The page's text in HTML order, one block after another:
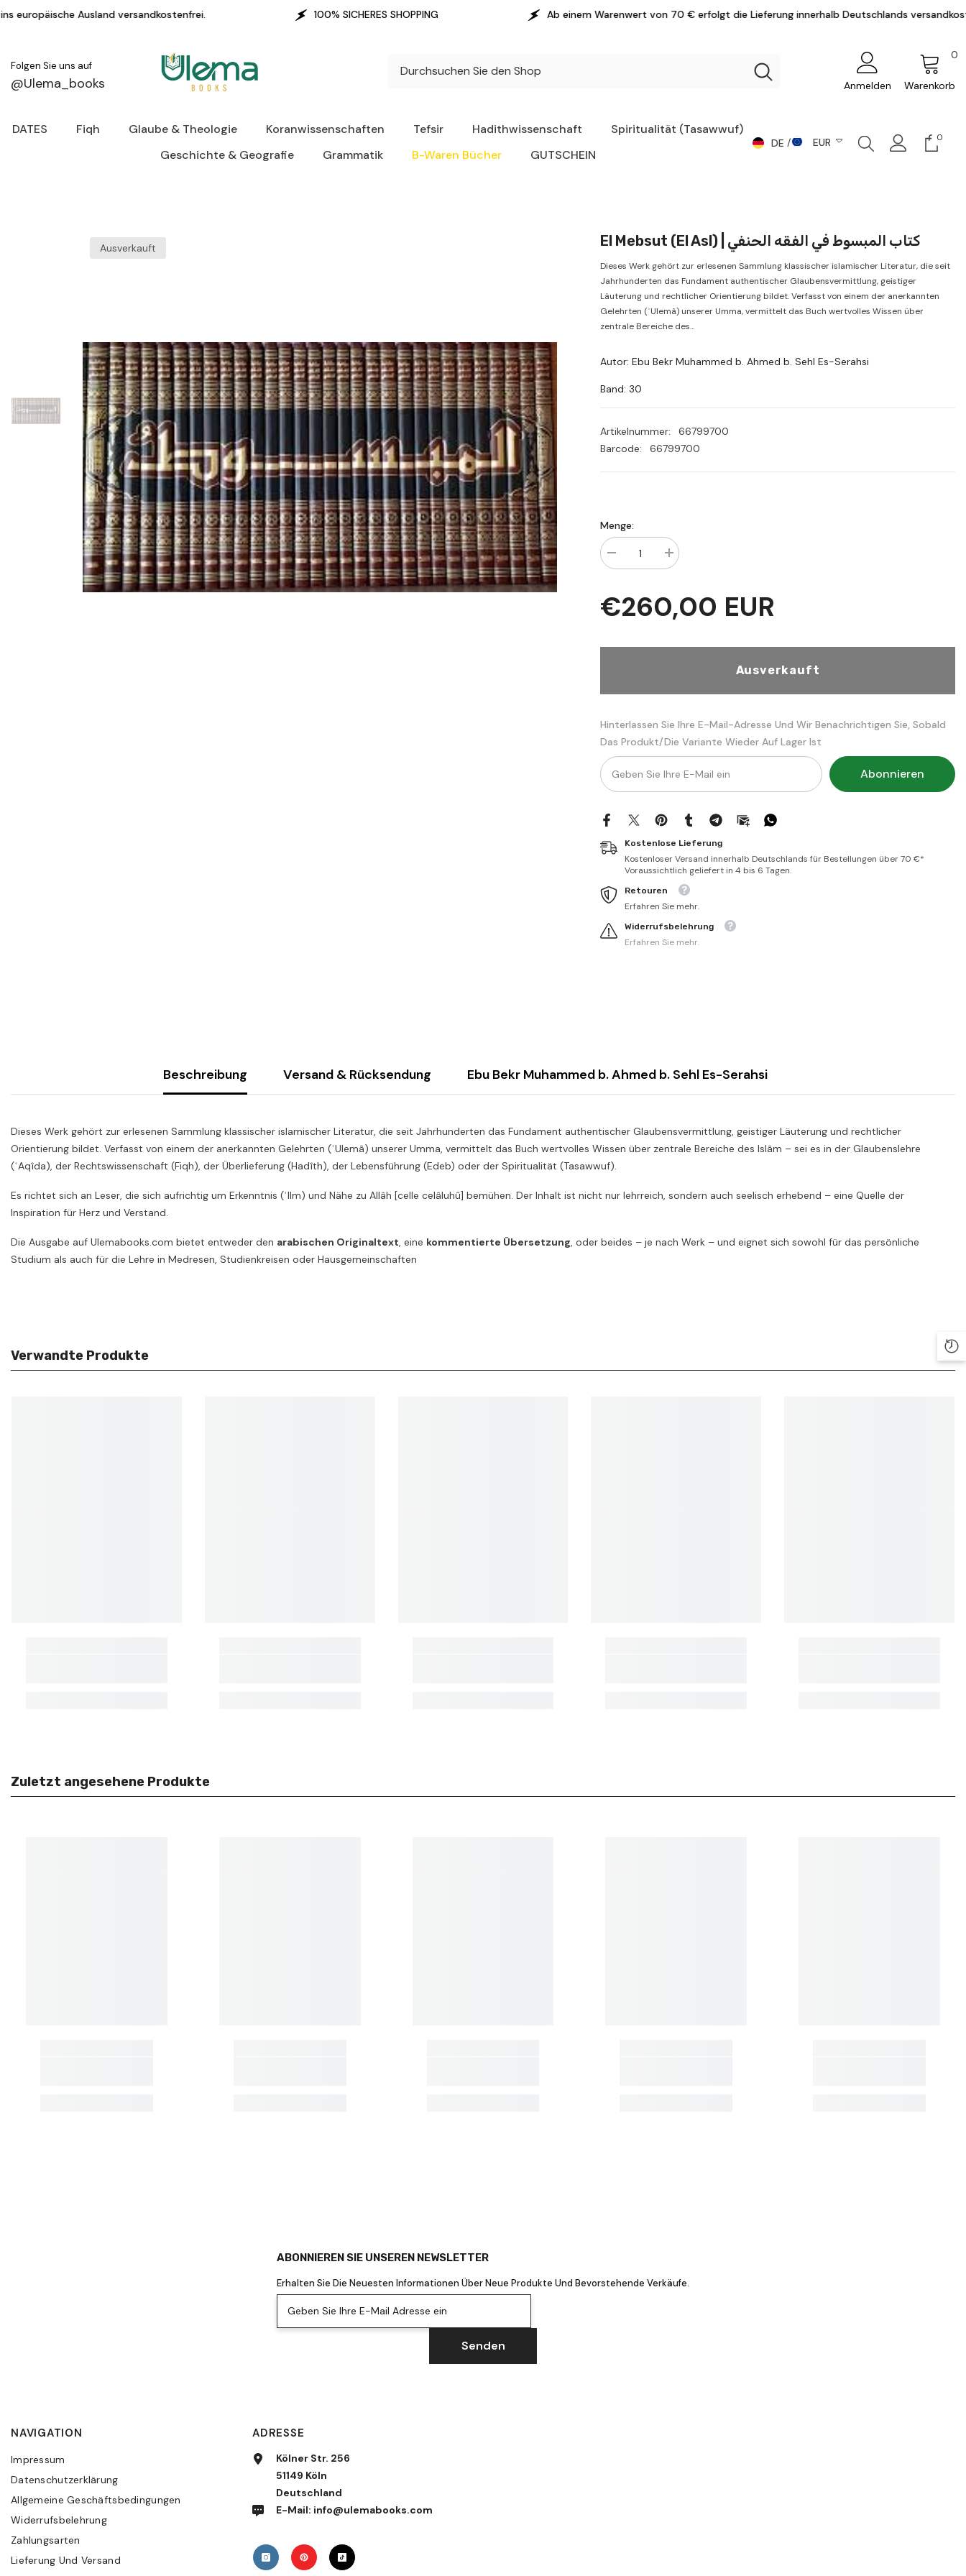
Zum Inhalt springen
versandkostenfrei. 100% SICHERES SHOPPING Ab einem Warenwert von 70 € erfolgt die Lieferung innerhalb Deutschlands versandkostenfrei.
Folgen Sie uns auf
@Ulema_books Anmelden Warenkorb
00
DATES Fiqh Glaube & Theologie Koranwissenschaften Tefsir Hadithwissenschaft
Spiritualität (Tasawwuf)
Geschichte & Geografie
Grammatik B-Waren Bücher GUTSCHEIN
DE
EUR
EUR
GBP
HUF
0
Ausverkauft El Mebsut (El Asl) | كتاب المبسوط في الفقه الحنفي
Dieses Werk gehört zur erlesenen Sammlung klassischer islamischer Literatur, die seit
Jahrhunderten das Fundament authentischer Glaubensvermittlung, geistiger
Läuterung und rechtlicher Orientierung bildet. Verfasst von einem der anerkannten
Gelehrten (ʿUlemâ) unserer Umma, vermittelt das Buch wertvolles Wissen über
zentrale Bereiche des...
Autor: Ebu Bekr Muhammed b. Ahmed b. Sehl Es-Serahsi
Band: 30
Artikelnummer:
66799700
Barcode:
66799700
Menge:
verringern
Mebsut
(El
Menge
erhöhen
Mebsut
(El
Asl)
€260,00 EUR
Ausverkauft
Hinterlassen Sie Ihre E-Mail-Adresse Und Wir Benachrichtigen Sie, Sobald
Das Produkt/die Variante Wieder Auf Lager Ist
Abonnieren
Kostenlose Lieferung
Kostenloser Versand innerhalb Deutschlands für Bestellungen über 70 €*
Voraussichtlich geliefert in 4 bis 6 Tagen.
Retouren
Erfahren Sie mehr.
Widerrufsbelehrung
Erfahren Sie mehr.
Beschreibung Versand & Rücksendung Ebu Bekr Muhammed b. Ahmed b. Sehl Es-Serahsi
Dieses Werk gehört zur erlesenen Sammlung klassischer islamischer Literatur, die seit Jahrhunderten das Fundament authentischer Glaubensvermittlung, geistiger Läuterung und rechtlicher
Orientierung bildet. Verfasst von einem der anerkannten Gelehrten (ʿUlemâ) unserer Umma, vermittelt das Buch wertvolles Wissen über zentrale Bereiche des Islâm – sei es in der Glaubenslehre
(ʿAqîda), der Rechtswissenschaft (Fiqh), der Überlieferung (Hadîth), der Lebensführung (Edeb) oder der Spiritualität (Tasawwuf).
Es richtet sich an Leser, die sich aufrichtig um Erkenntnis (ʿIlm) und Nähe zu Allâh [celle celâluhû] bemühen. Der Inhalt ist nicht nur lehrreich, sondern auch seelisch erhebend – eine Quelle der
Inspiration für Herz und Verstand.
Die Ausgabe auf Ulemabooks.com bietet entweder den arabischen Originaltext, eine kommentierte Übersetzung, oder beides – je nach Werk – und eignet sich sowohl für das persönliche
Studium als auch für die Lehre in Medresen, Studienkreisen oder Hausgemeinschaften
Verwandte Produkte
Zuletzt angesehene Produkte
ABONNIEREN SIE UNSEREN NEWSLETTER
Erhalten Sie Die Neuesten Informationen Über Neue Produkte Und Bevorstehende Verkäufe.
Geben Sie Ihre E-Mail Adresse ein
Senden
NAVIGATION
Impressum
Datenschutzerklärung
Allgemeine Geschäftsbedingungen
Widerrufsbelehrung
Zahlungsarten
Lieferung Und Versand
ADRESSE
Kölner Str. 256
51149 Köln
Deutschland
E-Mail: info@ulemabooks.com